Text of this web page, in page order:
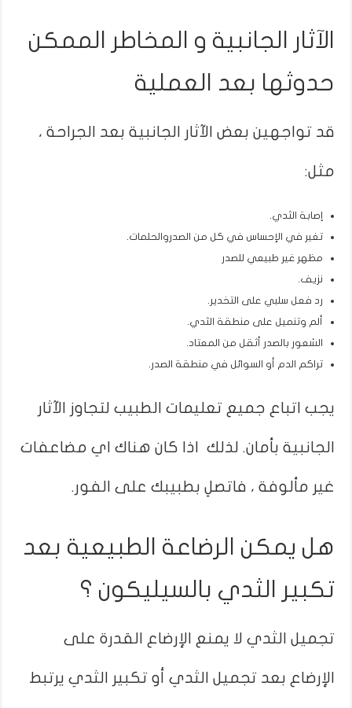
الآثار الجانبية و المخاطر الممكن
حدوثها بعد العملية
قد تواجهين بعض الآثار الجانبية بعد الجراحة ،
مثل:
إصابة الثدي.
تغير في الإحساس في كل من الصدروالحلمات.
مظهر غير طبيعي للصدر
نزيف.
رد فعل سلبي على التخدير.
ألم وتنميل على منطقة الثدي.
الشعور بالصدر أثقل من المعتاد.
تراكم الدم أو السوائل في منطقة الصدر.
يجب اتباع جميع تعليمات الطبيب لتجاوز الآثار
الجانبية بأمان. لذلك اذا كان هناك اي مضاعفات
غير مألوفة ، فاتصلِ بطبيبك على الفور.
هل يمكن الرضاعة الطبيعية بعد
تكبير الثدي بالسيليكون ؟
تجميل الثدي لا يمنع الإرضاع القدرة على
الإرضاع بعد تجميل الثدي أو تكبير الثدي يرتبط